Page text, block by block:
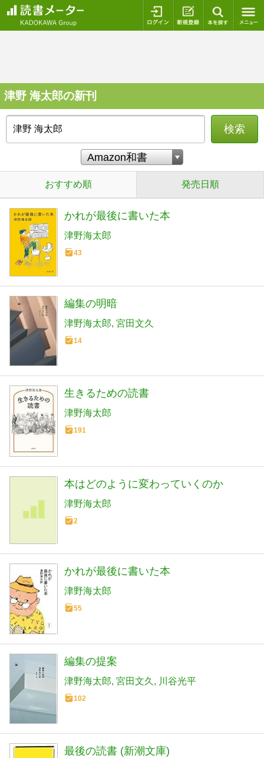
ログイン 新規登録
津野 海太郎の新刊
検索
おすすめ順 発売日順
かれが最後に書いた本
津野海太郎
43
編集の明暗
津野海太郎 宮田文久
14
生きるための読書
津野海太郎
191
本はどのように変わっていくのか
津野海太郎
2
かれが最後に書いた本
津野海太郎
55
編集の提案
津野海太郎 宮田文久 川谷光平
102
最後の読書 (新潮文庫)